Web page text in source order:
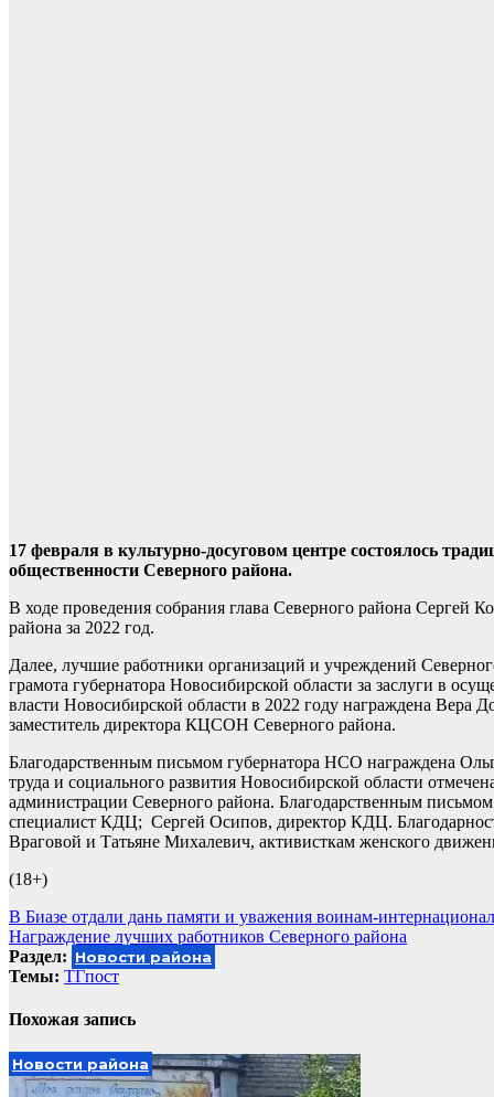
17 февраля в культурно-досуговом центре состоялось
общественности Северного района.
В ходе проведения собрания глава Северного района Сергей
района за 2022 год.
Далее, лучшие работники организаций и учреждений
грамота губернатора Новосибирской области за заслуги в
власти Новосибирской области в 2022 году награждена Вера
заместитель директора КЦСОН Северного района.
Благодарственным письмом губернатора НСО награждена
труда и социального развития Новосибирской области
администрации Северного района. Благодарственным
специалист КДЦ; Сергей Осипов, директор КДЦ.
Враговой и Татьяне Михалевич, активисткам женского
(18+)
Навигация
по
записям
В Биазе отдали дань памяти и уважения воинам-
Награждение лучших работников Северного района
Раздел: Новости района
Темы: ТГпост
Похожая запись
Новости района